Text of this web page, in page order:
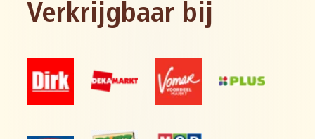
Verkrijgbaar bij